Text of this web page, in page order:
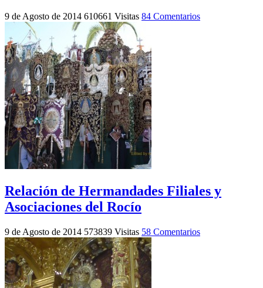
9 de Agosto de 2014 610661 Visitas 84 Comentarios
Relación de Hermandades Filiales y
Asociaciones del Rocío
9 de Agosto de 2014 573839 Visitas 58 Comentarios